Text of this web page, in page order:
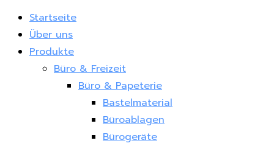
Startseite
Über uns
Produkte
Büro & Freizeit
Büro & Papeterie
Bastelmaterial
Büroablagen
Bürogeräte